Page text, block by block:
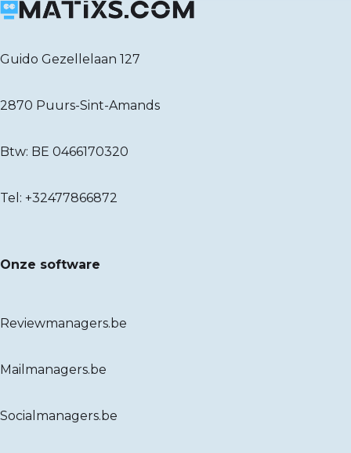
Guido Gezellelaan 127
2870 Puurs-Sint-Amands
Btw: BE 0466170320
Tel: +32477866872
Onze software
Reviewmanagers.be
Mailmanagers.be
Socialmanagers.be